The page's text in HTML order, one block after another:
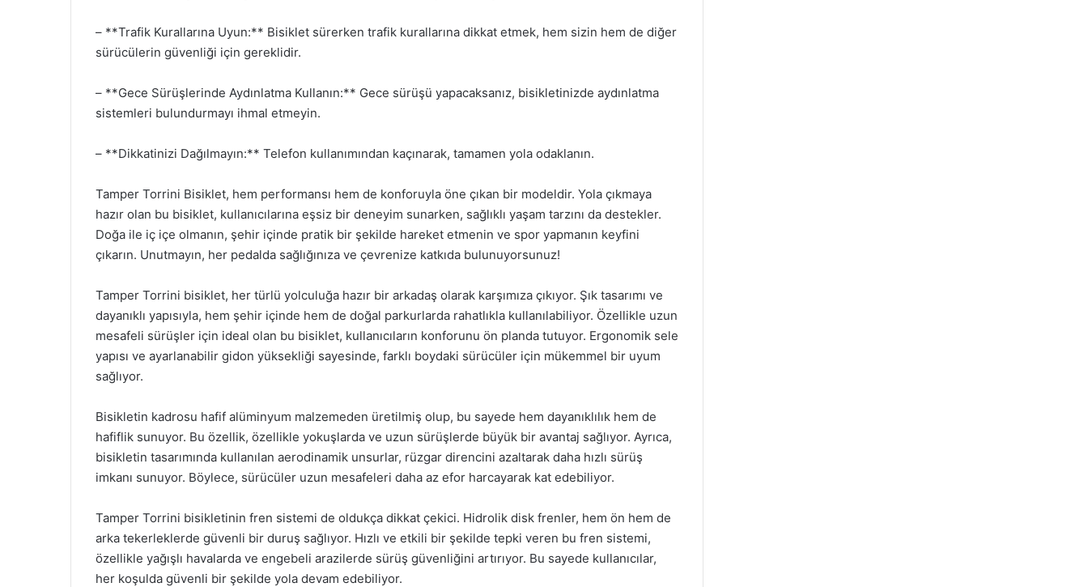
– **Trafik Kurallarına Uyun:** Bisiklet sürerken trafik kurallarına dikkat etmek, hem sizin hem de diğer
sürücülerin güvenliği için gereklidir.
– **Gece Sürüşlerinde Aydınlatma Kullanın:** Gece sürüşü yapacaksanız, bisikletinizde aydınlatma
sistemleri bulundurmayı ihmal etmeyin.
– **Dikkatinizi Dağılmayın:** Telefon kullanımından kaçınarak, tamamen yola odaklanın.
Tamper Torrini Bisiklet, hem performansı hem de konforuyla öne çıkan bir modeldir. Yola çıkmaya
hazır olan bu bisiklet, kullanıcılarına eşsiz bir deneyim sunarken, sağlıklı yaşam tarzını da destekler.
Doğa ile iç içe olmanın, şehir içinde pratik bir şekilde hareket etmenin ve spor yapmanın keyfini
çıkarın. Unutmayın, her pedalda sağlığınıza ve çevrenize katkıda bulunuyorsunuz!
Tamper Torrini bisiklet, her türlü yolculuğa hazır bir arkadaş olarak karşımıza çıkıyor. Şık tasarımı ve
dayanıklı yapısıyla, hem şehir içinde hem de doğal parkurlarda rahatlıkla kullanılabiliyor. Özellikle uzun
mesafeli sürüşler için ideal olan bu bisiklet, kullanıcıların konforunu ön planda tutuyor. Ergonomik sele
yapısı ve ayarlanabilir gidon yüksekliği sayesinde, farklı boydaki sürücüler için mükemmel bir uyum
sağlıyor.
Bisikletin kadrosu hafif alüminyum malzemeden üretilmiş olup, bu sayede hem dayanıklılık hem de
hafiflik sunuyor. Bu özellik, özellikle yokuşlarda ve uzun sürüşlerde büyük bir avantaj sağlıyor. Ayrıca,
bisikletin tasarımında kullanılan aerodinamik unsurlar, rüzgar direncini azaltarak daha hızlı sürüş
imkanı sunuyor. Böylece, sürücüler uzun mesafeleri daha az efor harcayarak kat edebiliyor.
Tamper Torrini bisikletinin fren sistemi de oldukça dikkat çekici. Hidrolik disk frenler, hem ön hem de
arka tekerleklerde güvenli bir duruş sağlıyor. Hızlı ve etkili bir şekilde tepki veren bu fren sistemi,
özellikle yağışlı havalarda ve engebeli arazilerde sürüş güvenliğini artırıyor. Bu sayede kullanıcılar,
her koşulda güvenli bir şekilde yola devam edebiliyor.